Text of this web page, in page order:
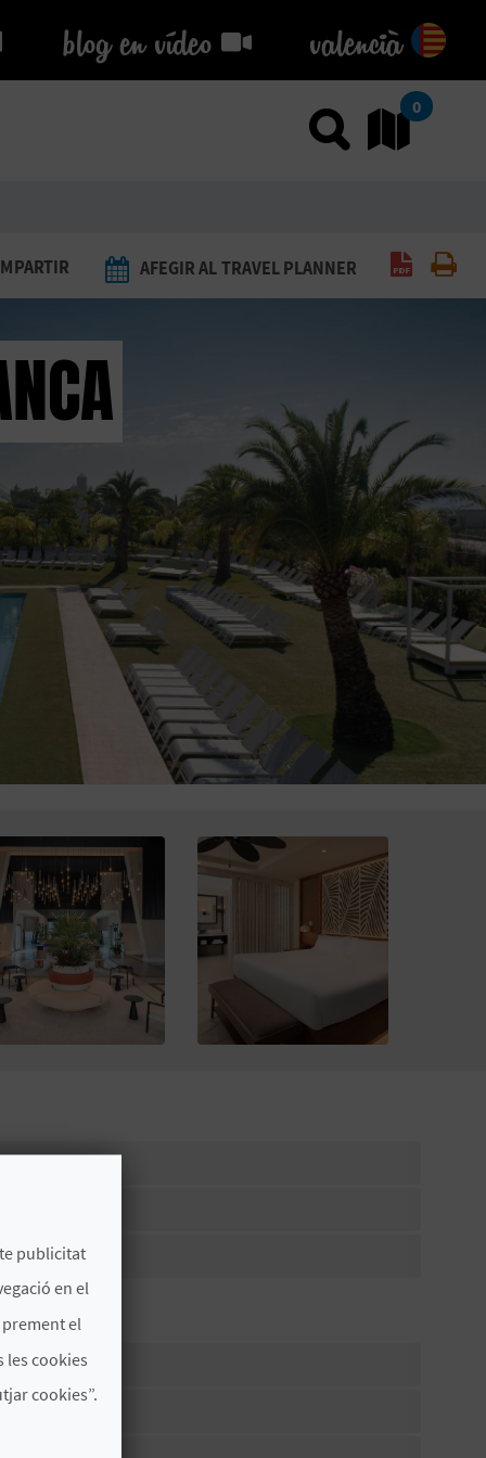
blog en vídeo
blog en vídeo valencià
Usar el
0
AFEGIR AL TRAVEL PLANNER Generar
publicitat
en el
el
les cookies
cookies”.